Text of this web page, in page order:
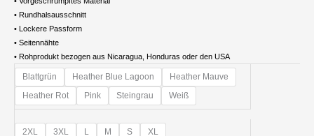
• Rundhalsausschnitt
• Lockere Passform
• Seitennähte
• Rohprodukt bezogen aus Nicaragua, Honduras oder den USA
Blattgrün Heather Blue Lagoon
Heather Mauve
Heather Rot
Pink Steingrau Weiß
2XL 3XL L M S XL
Damen
Premiumshirt
Menge